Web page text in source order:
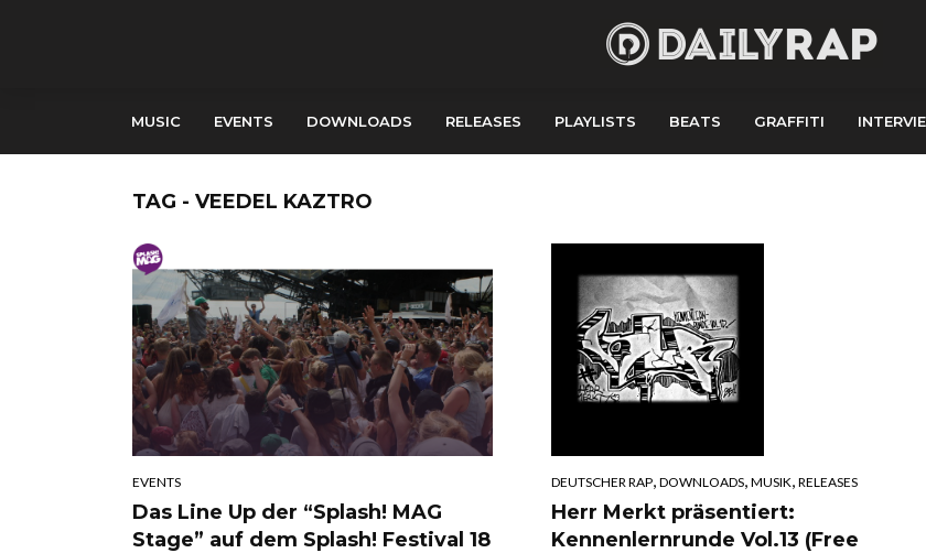
MUSIC EVENTS DOWNLOADS RELEASES PLAYLISTS BEATS GRAFFITI
TAG - VEEDEL KAZTRO
EVENTS
Das Line Up der “Splash! MAG
Stage” auf dem Splash! Festival 18
DEUTSCHER RAP, DOWNLOADS, MUSIK, RELEASES
Herr Merkt präsentiert:
Kennenlernrunde Vol.13 (Free